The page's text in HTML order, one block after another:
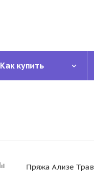
Как купить
Пряжа Ализе